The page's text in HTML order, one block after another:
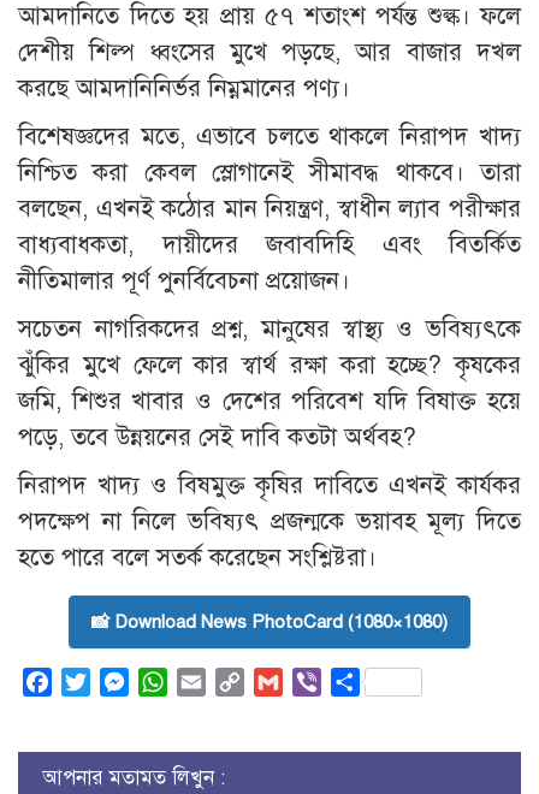
আমদানিতে দিতে হয় প্রায় ৫৭ শতাংশ পর্যন্ত শুল্ক। ফলে
দেশীয় শিল্প ধ্বংসের মুখে পড়ছে, আর বাজার দখল
করছে আমদানিনির্ভর নিম্নমানের পণ্য।
বিশেষজ্ঞদের মতে, এভাবে চলতে থাকলে নিরাপদ খাদ্য
নিশ্চিত করা কেবল স্লোগানেই সীমাবদ্ধ থাকবে। তারা
বলছেন, এখনই কঠোর মান নিয়ন্ত্রণ, স্বাধীন ল্যাব পরীক্ষার
বাধ্যবাধকতা, দায়ীদের জবাবদিহি এবং বিতর্কিত
নীতিমালার পূর্ণ পুনর্বিবেচনা প্রয়োজন।
সচেতন নাগরিকদের প্রশ্ন, মানুষের স্বাস্থ্য ও ভবিষ্যৎকে
ঝুঁকির মুখে ফেলে কার স্বার্থ রক্ষা করা হচ্ছে? কৃষকের
জমি, শিশুর খাবার ও দেশের পরিবেশ যদি বিষাক্ত হয়ে
পড়ে, তবে উন্নয়নের সেই দাবি কতটা অর্থবহ?
নিরাপদ খাদ্য ও বিষমুক্ত কৃষির দাবিতে এখনই কার্যকর
পদক্ষেপ না নিলে ভবিষ্যৎ প্রজন্মকে ভয়াবহ মূল্য দিতে
হতে পারে বলে সতর্ক করেছেন সংশ্লিষ্টরা।
📸 Download News PhotoCard (1080×1080)
FacebookTwitterMessenger
WhatsApp
Email
Copy
Gmail ViberShare
আপনার মতামত লিখুন :